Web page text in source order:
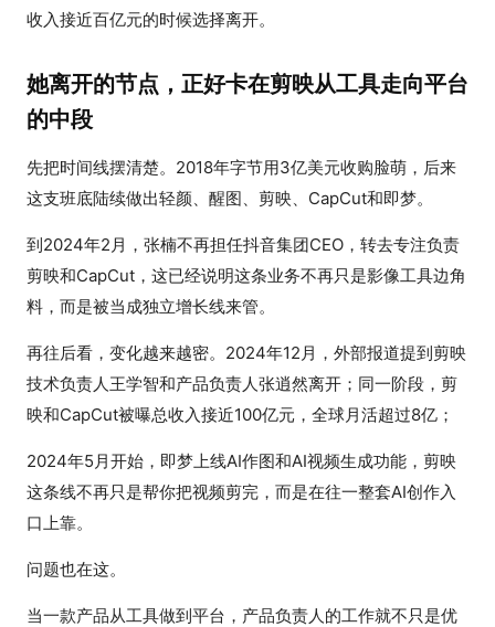
收入接近百亿元的时候选择离开。
她离开的节点，正好卡在剪映从工具走向平台
的中段
先把时间线摆清楚。2018年字节用3亿美元收购脸萌，后来
这支班底陆续做出轻颜、醒图、剪映、CapCut和即梦。
到2024年2月，张楠不再担任抖音集团CEO，转去专注负责
剪映和CapCut，这已经说明这条业务不再只是影像工具边角
料，而是被当成独立增长线来管。
再往后看，变化越来越密。2024年12月，外部报道提到剪映
技术负责人王学智和产品负责人张逍然离开；同一阶段，剪
映和CapCut被曝总收入接近100亿元，全球月活超过8亿；
2024年5月开始，即梦上线AI作图和AI视频生成功能，剪映
这条线不再只是帮你把视频剪完，而是在往一整套AI创作入
口上靠。
问题也在这。
当一款产品从工具做到平台，产品负责人的工作就不只是优